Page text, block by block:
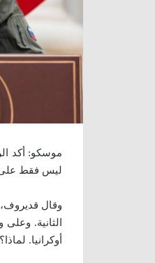
موسكو: أكد
ليس فقط على
وقال قديروف،
الثانية.
أوكرانيا.